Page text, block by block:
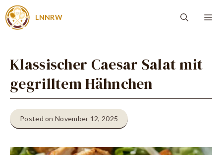
Zum
Inhalt
LNNRW
Klassischer Caesar Salat mit
gegrilltem Hähnchen
Posted on November 12, 2025